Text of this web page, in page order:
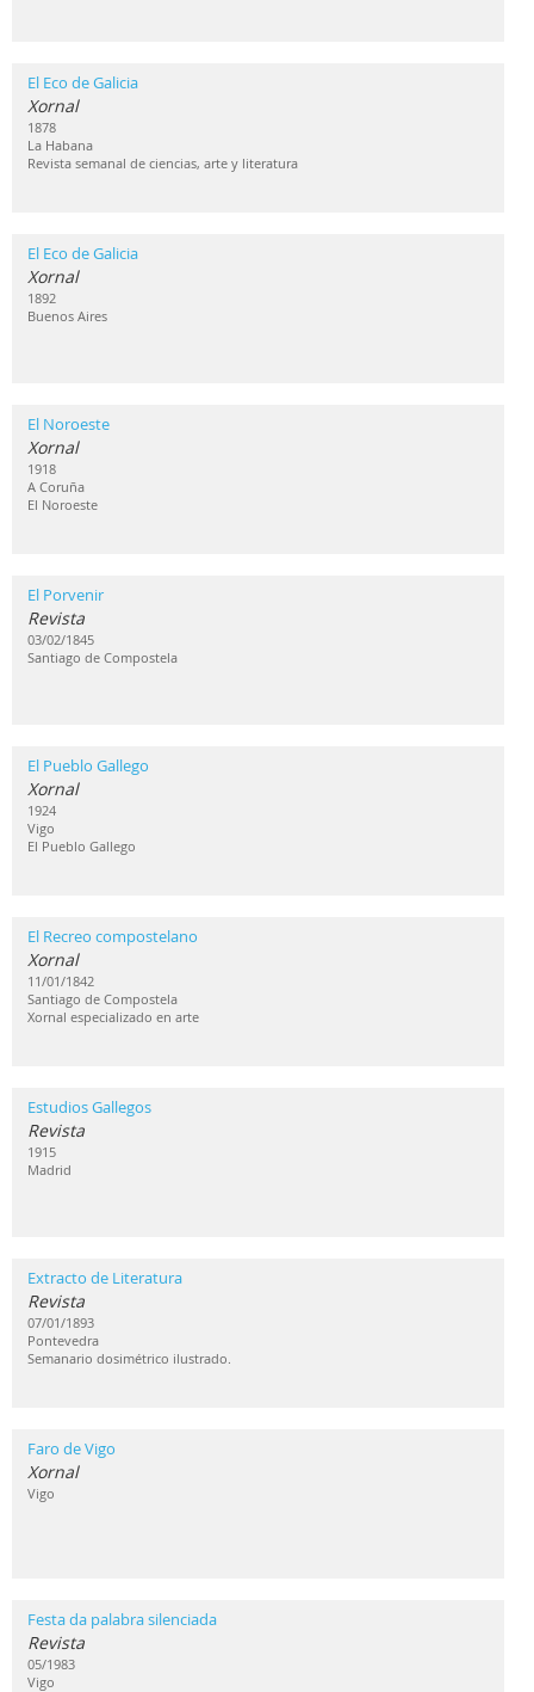
El Eco de Galicia
Xornal
1878
La Habana
Revista semanal de ciencias, arte y literatura
El Eco de Galicia
Xornal
1892
Buenos Aires
El Noroeste
Xornal
1918
A Coruña
El Noroeste
El Porvenir
Revista
03/02/1845
Santiago de Compostela
El Pueblo Gallego
Xornal
1924
Vigo
El Pueblo Gallego
El Recreo compostelano
Xornal
11/01/1842
Santiago de Compostela
Xornal especializado en arte
Estudios Gallegos
Revista
1915
Madrid
Extracto de Literatura
Revista
07/01/1893
Pontevedra
Semanario dosimétrico ilustrado.
Faro de Vigo
Xornal
Vigo
Festa da palabra silenciada
Revista
05/1983
Vigo